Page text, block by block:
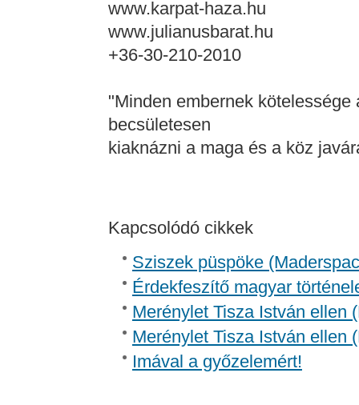
www.karpat-haza.hu
www.julianusbarat.hu
+36-30-210-2010
"Minden embernek
becsületesen
kiaknázni a maga és a köz
Kapcsolódó cikkek
Sziszek püspöke
Érdekfeszítő magyar
Merénylet Tisza István ellen
Merénylet Tisza István ellen
Imával a győzelemért!